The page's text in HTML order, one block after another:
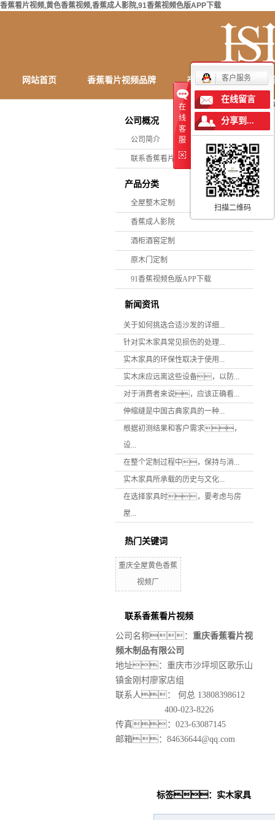
香蕉看片视频,黄色香蕉视频,香蕉成人影院,91香蕉视频色版APP下载
网站首页 香蕉看片视频品牌 产品中心 定制
公司概况
公司简介
联系香蕉看片视频
产品分类
全屋整木定制
香蕉成人影院
酒柜酒窖定制
原木门定制
91香蕉视频色版APP下载
新闻资讯
关于如何挑选合适沙发的详细...
针对实木家具常见损伤的处理...
实木家具的环保性取决于使用...
实木床应远离这些设备，以防...
对于消费者来说，应该正确看...
伸缩缝是中国古典家具的一种...
根据初测结果和客户需求，
设...
在整个定制过程中，保持与消...
实木家具所承载的历史与文化...
在选择家具时，要考虑与房
屋...
热门关键词
重庆全屋黄色香蕉
视频厂
联系香蕉看片视频
公司名称： 重庆香蕉看片视
频木制品有限公司
地址：重庆市沙坪坝区歌乐山
镇金刚村廖家店组
联系人：
何总 13808398612
400-023-8226
传真：023-63087145
邮箱：84636644@qq.com
标签：实木家具
在
线
客
服
客户服务
在线留言
分享到...
扫描二维码